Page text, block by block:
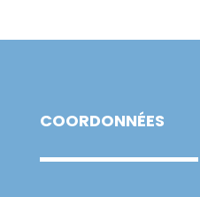
COORDONNÉES